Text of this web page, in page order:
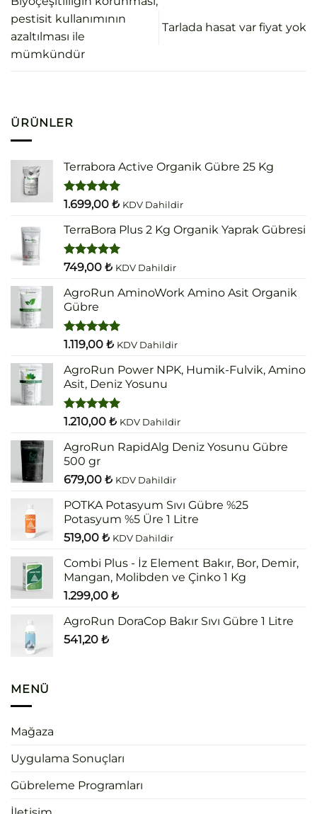
pestisit kullanımının
azaltılması ile
mümkündür
Tarlada hasat var fiyat yok
ÜRÜNLER
Terrabora Active Organik Gübre 25 Kg
5 üzerinden
oy
aldı
1.699,00 ₺ KDV Dahildir
TerraBora Plus 2 Kg Organik Yaprak Gübresi
5 üzerinden
oy
aldı
749,00 ₺ KDV Dahildir
AgroRun AminoWork Amino Asit Organik
Gübre
5 üzerinden
oy
aldı
1.119,00 ₺ KDV Dahildir
AgroRun Power NPK, Humik-Fulvik, Amino
Asit, Deniz Yosunu
5 üzerinden
oy
aldı
1.210,00 ₺ KDV Dahildir
AgroRun RapidAlg Deniz Yosunu Gübre
500 gr
679,00 ₺ KDV Dahildir
POTKA Potasyum Sıvı Gübre %25
Potasyum %5 Üre 1 Litre
519,00 ₺ KDV Dahildir
Combi Plus - İz Element Bakır, Bor, Demir,
Mangan, Molibden ve Çinko 1 Kg
1.299,00 ₺
AgroRun DoraCop Bakır Sıvı Gübre 1 Litre
541,20 ₺
MENÜ
Mağaza
Uygulama Sonuçları
Gübreleme Programları